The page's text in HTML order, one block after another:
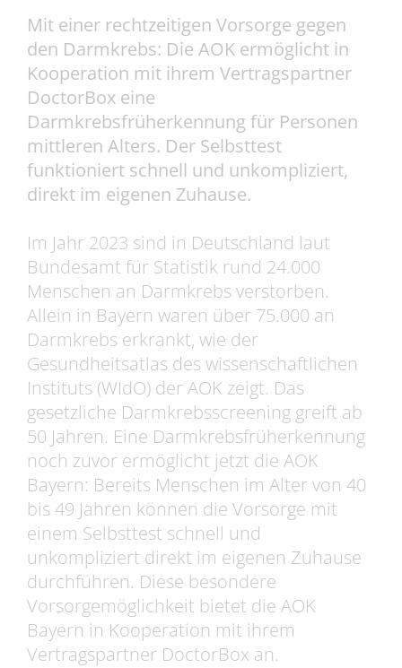
Mit einer rechtzeitigen Vorsorge gegen
den Darmkrebs: Die AOK ermöglicht in
Kooperation mit ihrem Vertragspartner
DoctorBox eine
Darmkrebsfrüherkennung für Personen
mittleren Alters. Der Selbsttest
funktioniert schnell und unkompliziert,
direkt im eigenen Zuhause.
Im Jahr 2023 sind in Deutschland laut
Bundesamt für Statistik rund 24.000
Menschen an Darmkrebs verstorben.
Allein in Bayern waren über 75.000 an
Darmkrebs erkrankt, wie der
Gesundheitsatlas des wissenschaftlichen
Instituts (WIdO) der AOK zeigt. Das
gesetzliche Darmkrebsscreening greift ab
50 Jahren. Eine Darmkrebsfrüherkennung
noch zuvor ermöglicht jetzt die AOK
Bayern: Bereits Menschen im Alter von 40
bis 49 Jahren können die Vorsorge mit
einem Selbsttest schnell und
unkompliziert direkt im eigenen Zuhause
durchführen. Diese besondere
Vorsorgemöglichkeit bietet die AOK
Bayern in Kooperation mit ihrem
Vertragspartner DoctorBox an.